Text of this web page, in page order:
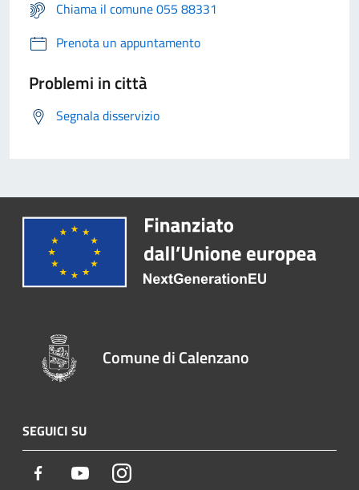
Chiama il comune 055 88331
Prenota un appuntamento
Problemi in città
Segnala disservizio
Comune di Calenzano
SEGUICI SU
Facebook YoutubeInstagram